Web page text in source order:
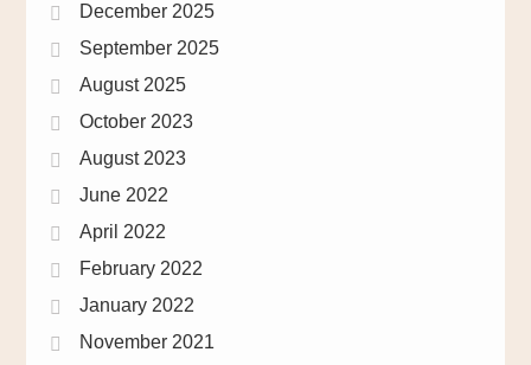
December 2025
September 2025
August 2025
October 2023
August 2023
June 2022
April 2022
February 2022
January 2022
November 2021